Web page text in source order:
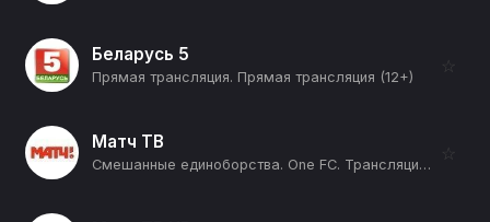
Беларусь 5
Прямая трансляция. Прямая трансляция (12+)
☆
Матч ТВ
Смешанные единоборства. One FC. Трансляция из Таиланда. Прямая трансляция (12+)
☆